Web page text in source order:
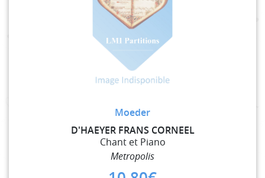
Moeder
D'HAEYER FRANS CORNEEL
Chant et Piano
Metropolis